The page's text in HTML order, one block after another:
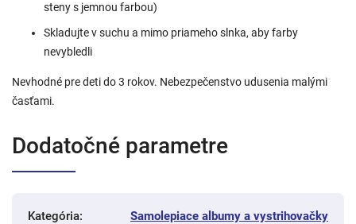
steny s jemnou farbou)
Skladujte v suchu a mimo priameho slnka, aby farby
nevybledli
Nevhodné pre deti do 3 rokov. Nebezpečenstvo udusenia malými
časťami.
Dodatočné parametre
Kategória: Samolepiace albumy a vystrihovačky